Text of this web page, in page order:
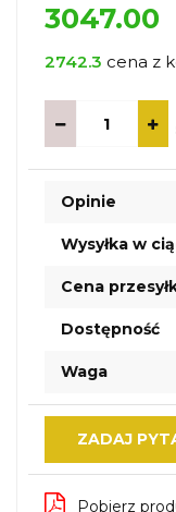
3047.00
2742.3 cena z
Opinie
Wysyłka w
Cena
Dostępność
Waga
ZADAJ
Pobierz